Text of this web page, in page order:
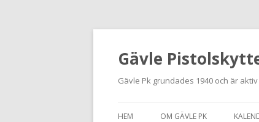
Gävle
Gävle Pk grundades 1940 och är
HEM OM GÄVLE PK